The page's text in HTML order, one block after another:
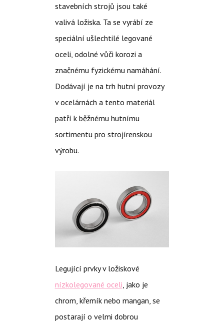
stavebních strojů jsou také
valivá ložiska. Ta se vyrábí ze
speciální ušlechtilé legované
oceli, odolné vůči korozi a
značnému fyzickému namáhání.
Dodávají je na trh hutní provozy
v ocelárnách a tento materiál
patří k běžnému hutnímu
sortimentu pro strojírenskou
výrobu.
Legující prvky v ložiskové
nízkolegované oceli, jako je
chrom, křemík nebo mangan, se
postarají o velmi dobrou